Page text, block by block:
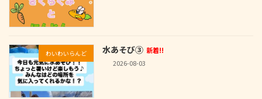
わいわいらんど 水あそび③ 新着!!
2026-08-03